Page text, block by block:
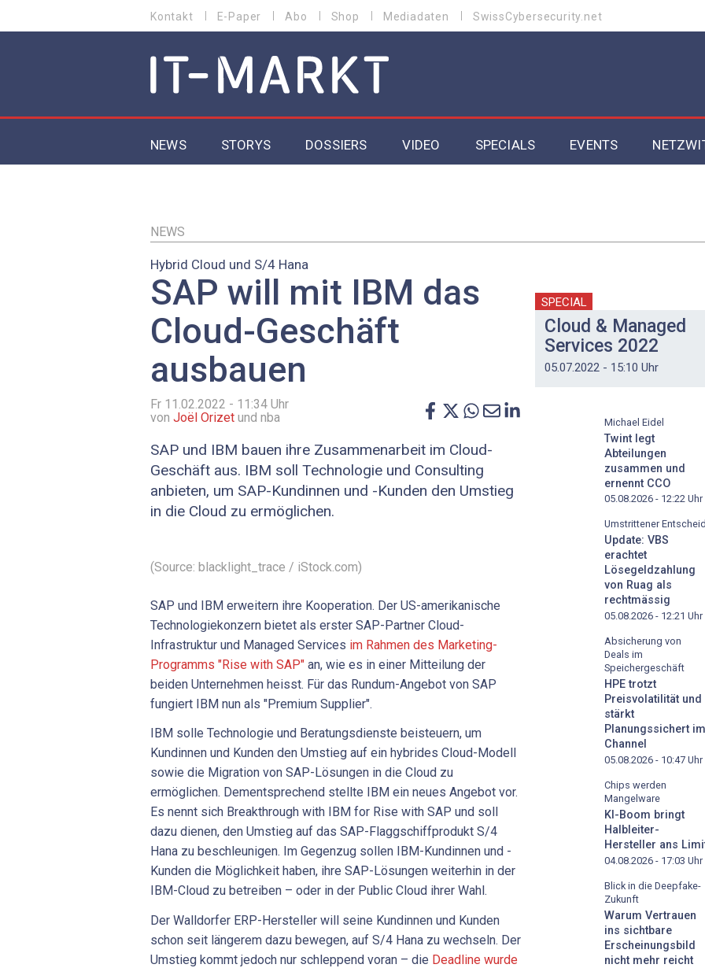
zum
MENU
Kontakt E-Paper Abo Shop Mediadaten SwissCybersecurity.net
MAIN NAVIGATION
NEWS STORYS DOSSIERS
EU-DSGVO
VIDEO SPECIALS
Artificial Intelligence 2025
EVENTS
NEWS
Hybrid Cloud und S/4 Hana
SAP will mit IBM das
Cloud-Geschäft
ausbauen
Fr 11.02.2022 - 11:34 Uhr
von Joël Orizet und nba
SAP und IBM bauen ihre Zusammenarbeit im Cloud-
Geschäft aus. IBM soll Technologie und Consulting
anbieten, um SAP-Kundinnen und -Kunden den Umstieg
in die Cloud zu ermöglichen.
(Source: blacklight_trace / iStock.com)
SAP und IBM erweitern ihre Kooperation. Der US-amerikanische
Technologiekonzern bietet als erster SAP-Partner Cloud-
Infrastruktur und Managed Services im Rahmen des Marketing-
Programms "Rise with SAP" an, wie es in einer Mitteilung der
beiden Unternehmen heisst. Für das Rundum-Angebot von SAP
fungiert IBM nun als "Premium Supplier".
IBM solle Technologie und Beratungsdienste beisteuern, um
Kundinnen und Kunden den Umstieg auf ein hybrides Cloud-Modell
sowie die Migration von SAP-Lösungen in die Cloud zu
ermöglichen. Dementsprechend stellte IBM ein neues Angebot vor.
Es nennt sich Breakthrough with IBM for Rise with SAP und soll
dazu dienen, den Umstieg auf das SAP-Flaggschiffprodukt S/4
Hana zu beschleunigen. Im Gegenzug sollen IBM-Kundinnen und -
Kunden die Möglichkeit haben, ihre SAP-Lösungen weiterhin in der
IBM-Cloud zu betreiben – oder in der Public Cloud ihrer Wahl.
Der Walldorfer ERP-Hersteller will seine Kundinnen und Kunden
schon seit längerem dazu bewegen, auf S/4 Hana zu wechseln. Der
Umstieg kommt jedoch nur schleppend voran – die Deadline wurde
SPECIAL
Cloud & Managed
Services 2022
05.07.2022 - 15:10 Uhr
Michael Eidel
Twint legt
Abteilungen
zusammen und
ernennt CCO
05.08.2026 - 12:22 Uhr
Umstrittener Entscheid
Update: VBS
erachtet
Lösegeldzahlung
von Ruag als
rechtmässig
05.08.2026 - 12:21 Uhr
Absicherung von
Deals im
Speichergeschäft
HPE trotzt
Preisvolatilität und
stärkt
Planungssichert im
Channel
05.08.2026 - 10:47 Uhr
Chips werden
Mangelware
KI-Boom bringt
Halbleiter-
Hersteller ans
04.08.2026 - 17:03 Uhr
Blick in die Deepfake-
Zukunft
Warum Vertrauen
ins sichtbare
Erscheinungsbild
nicht mehr reicht